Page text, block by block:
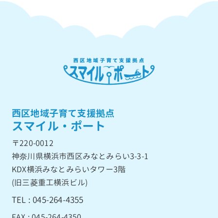
西区地域子育て支援拠点
スマイル・ポート
〒220-0012
神奈川県横浜市西区みなとみらい3-3-1
KDX横浜みなとみらいタワー3階
(旧三菱重工横浜ビル)
TEL : 045-264-4355